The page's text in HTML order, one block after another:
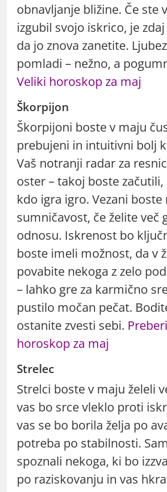
obnavljanje bližine. Če ste
izgubil svojo iskrico, je
da jo znova zanetite.
pomladi – nežno, a
Veliki horoskop za maj
Škorpijon
Škorpijoni boste v maju
prebujeni in intuitivni bolj
Vaš notranji radar za
oster – takoj boste
kdo igra igro. Vezani
sumničavost, če želite več
odnosu. Iskrenost bo
boste imeli možnost, da v
povabite nekoga z zelo
– lahko gre za karmično
pustilo močan pečat.
ostanite zvesti sebi.
horoskop za maj
Strelec
Strelci boste v maju želeli
vas bo srce vleklo proti
vas se bo borila želja po
potreba po stabilnosti.
spoznali nekoga, ki bo
po raziskovanju in vas